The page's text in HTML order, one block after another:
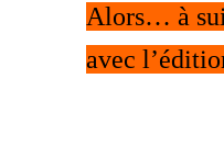
Alors… à
avec